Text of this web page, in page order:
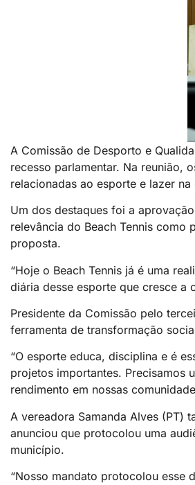
A Comissão de Desporto e
recesso parlamentar. Na reunião,
relacionadas ao esporte e lazer
Um dos destaques foi a
relevância do Beach Tennis
proposta.
“Hoje o Beach Tennis já é uma
diária desse esporte que cresce a
Presidente da Comissão pelo
ferramenta de transformação
“O esporte educa, disciplina e é
projetos importantes. Precisamos
rendimento em nossas
A vereadora Samanda Alves (PT)
anunciou que protocolou uma
município.
“Nosso mandato protocolou esse